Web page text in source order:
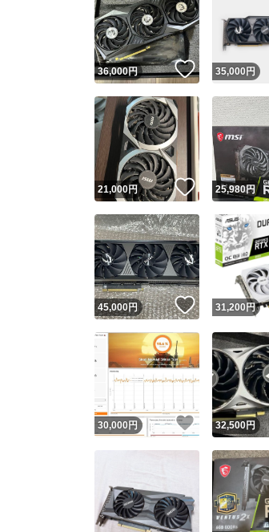
36,000円 いいね！
35,000 円
21,000円 いいね！
25,980円
45,000円 いいね！
31,200 円
30,000円 いいね！
32,500円